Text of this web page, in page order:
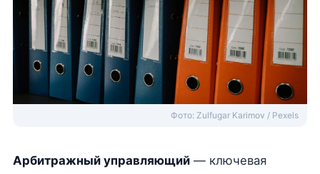
Фото: Zulfugar Karimov / Pexels
Арбитражный управляющий— ключевая